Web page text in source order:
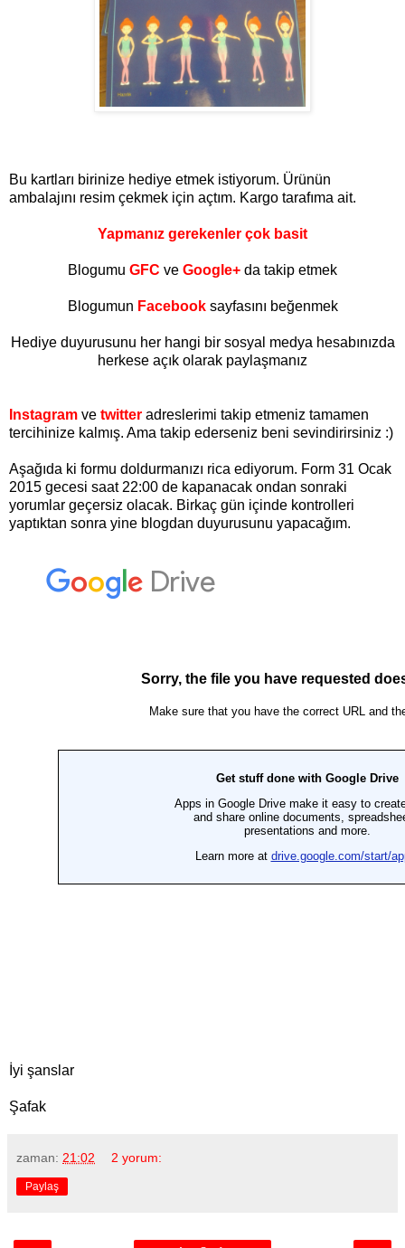
Bu kartları birinize hediye etmek istiyorum. Ürünün
ambalajını resim çekmek için açtım. Kargo tarafıma ait.
Yapmanız gerekenler çok basit
Blogumu GFC ve Google+ da takip etmek
Blogumun Facebooksayfasını beğenmek
Hediye duyurusunu her hangi bir sosyal medya hesabınızda
herkese açık olarak paylaşmanız
Instagram ve twitter adreslerimi takip etmeniz tamamen
tercihinize kalmış. Ama takip ederseniz beni sevindirirsiniz :)
Aşağıda ki formu doldurmanızı rica ediyorum. Form 31 Ocak
2015 gecesi saat 22:00 de kapanacak ondan sonraki
yorumlar geçersiz olacak. Birkaç gün içinde kontrolleri
yaptıktan sonra yine blogdan duyurusunu yapacağım.
İyi şanslar
Şafak
zaman: 21:02 2 yorum:
Paylaş